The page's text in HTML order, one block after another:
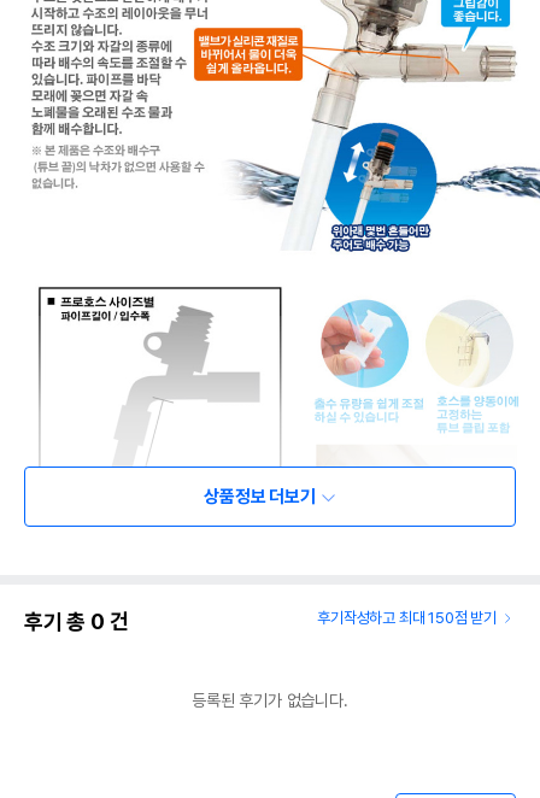
상품정보 더보기
후기 총 0 건 후기작성하고 최대 150점 받기
등록된 후기가 없습니다.